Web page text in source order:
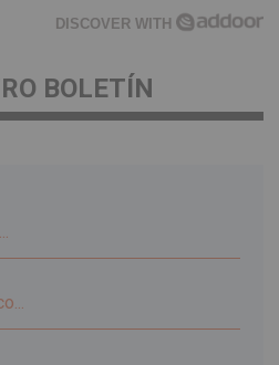
DISCOVER WITH
BOLETÍN